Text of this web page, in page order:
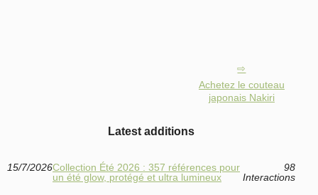
Achetez le couteau
japonais Nakiri
Latest additions
15/7/2026Collection Été 2026 : 357 références pour
un été glow, protégé et ultra lumineux
98
Interactions